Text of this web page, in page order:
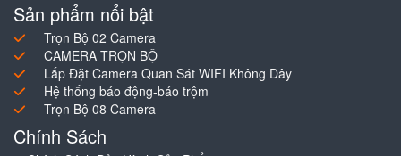
Sản phẩm nổi bật
Trọn Bộ 02 Camera
CAMERA TRỌN BỘ
Lắp Đặt Camera Quan Sát WIFI Không Dây
Hệ thống báo động-báo trộm
Trọn Bộ 08 Camera
Chính Sách